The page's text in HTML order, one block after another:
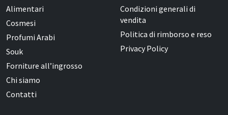
Alimentari
Cosmesi
Profumi Arabi
Souk
Forniture all’ingrosso
Chi siamo
Contatti
Condizioni generali di
vendita
Politica di rimborso e reso
Privacy Policy